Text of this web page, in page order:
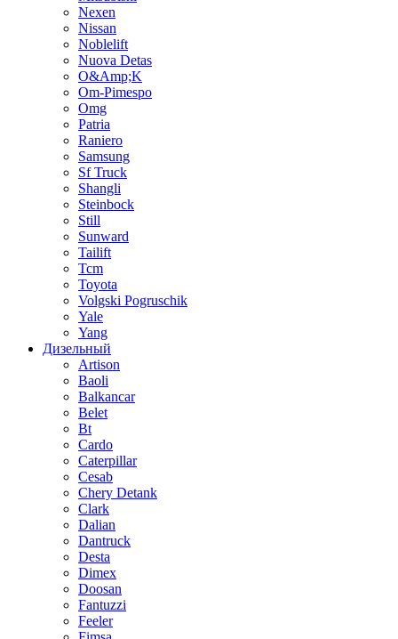
Nexen
Nissan
Noblelift
Nuova Detas
O&Amp;K
Om-Pimespo
Omg
Patria
Raniero
Samsung
Sf Truck
Shangli
Steinbock
Still
Sunward
Tailift
Tcm
Toyota
Volgski Pogruschik
Yale
Yang
Дизельный
Artison
Baoli
Balkancar
Belet
Bt
Cardo
Caterpillar
Cesab
Chery Detank
Clark
Dalian
Dantruck
Desta
Dimex
Doosan
Fantuzzi
Feeler